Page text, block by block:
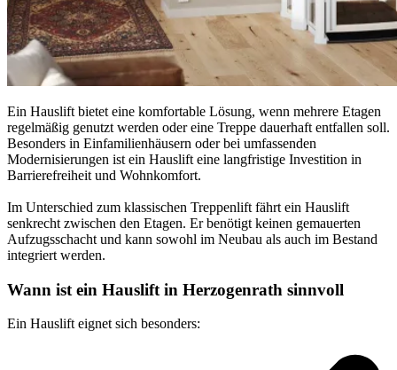
Ein Hauslift bietet eine komfortable Lösung, wenn mehrere Etagen
regelmäßig genutzt werden oder eine Treppe dauerhaft entfallen soll.
Besonders in Einfamilienhäusern oder bei umfassenden
Modernisierungen ist ein Hauslift eine langfristige Investition in
Barrierefreiheit und Wohnkomfort.
Im Unterschied zum klassischen Treppenlift fährt ein Hauslift
senkrecht zwischen den Etagen. Er benötigt keinen gemauerten
Aufzugsschacht und kann sowohl im Neubau als auch im Bestand
integriert werden.
Wann ist ein Hauslift in Herzogenrath sinnvoll
Ein Hauslift eignet sich besonders: